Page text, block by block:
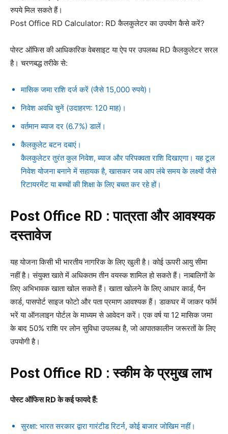
रुपये मिल सकते हैं।
Post Office RD Calculator: RD कैलकुलेटर का उपयोग कैसे करें?
पोस्ट ऑफिस की आधिकारिक वेबसाइट या ऐप पर उपलब्ध RD कैलकुलेटर सरल
है। चरणबद्ध तरीके से:
मासिक जमा राशि दर्ज करें (जैसे 15,000 रुपये)।
निवेश अवधि चुनें (उदाहरण: 120 माह)।
वर्तमान ब्याज दर (6.7%) डालें।
कैलकुलेट बटन दबाएं।
कैलकुलेटर तुरंत कुल निवेश, ब्याज और परिपक्वता राशि दिखाएगा। यह टूल
निवेश योजना बनाने में सहायक है, खासकर जब आप लंबे समय के लक्ष्यों जैसे
रिटायरमेंट या बच्चों की शिक्षा के लिए बचत कर रहे हों।
Post Office RD : पात्रता और आवश्यक
दस्तावेज
यह योजना किसी भी भारतीय नागरिक के लिए खुली है। कोई ऊपरी आयु सीमा
नहीं है। संयुक्त खाते में अधिकतम तीन वयस्क शामिल हो सकते हैं। नाबालिगों के
लिए अभिभावक खाता खोल सकते हैं। खाता खोलने के लिए आधार कार्ड, पैन
कार्ड, पासपोर्ट साइज फोटो और पता प्रमाण आवश्यक हैं। डाकघर में जाकर फॉर्म
भरें या ऑनलाइन पोर्टल के माध्यम से आवेदन करें। एक वर्ष या 12 मासिक जमा
के बाद 50% राशि पर लोन सुविधा उपलब्ध है, जो आपातकालीन जरूरतों के लिए
उपयोगी है।
Post Office RD : स्कीम के प्रमुख लाभ
पोस्ट ऑफिस RD के कई फायदे हैं:
सुरक्षा: भारत सरकार द्वारा गारंटीड रिटर्न, कोई बाजार जोखिम नहीं।